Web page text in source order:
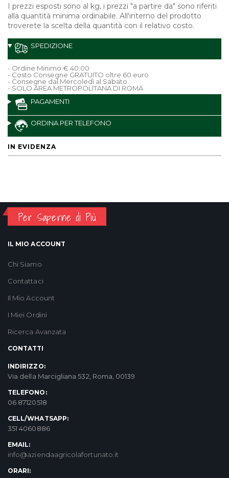
I prezzi esposti sono al kg, i prezzi "a partire da" sono riferiti
alla quantità minima ordinabile. All'interno del prodotto
troverete la scelta della quantità con il relativo costo.
SPEDIZIONE
- Ordine Minimo € 40.00
- Costo Consegne GRATUITO oltre 60 euro
- Consegne dal Mercoledì al Sabato
- SOLO AREA METROPOLITANA DI ROMA
PAGAMENTI
ORDINA PER TELEFONO
IN EVIDENZA
Per Saperne di Più
IL MIO ACCOUNT
Chi Siamo
Contattaci
Il Mio Account
I Miei Ordini
Ricerca Avanzata
CONTATTI
INDIRIZZO:
Via della Marcigliana 532, Roma, 00139
TELEFONO:
06 87120518
CELL/WHATSAPP:
351 4060886
EMAIL:
info@aziendaagricolafortunato.it
ORARI: